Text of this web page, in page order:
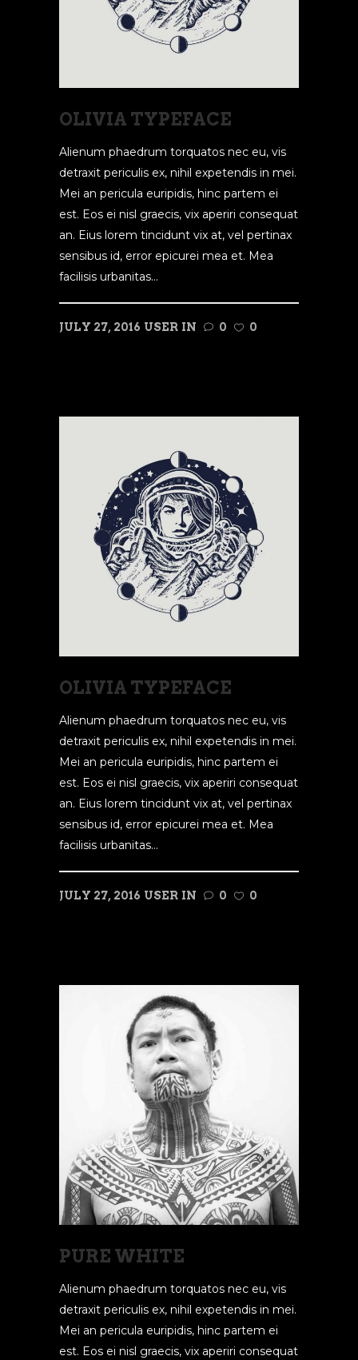
OLIVIA TYPEFACE
Alienum phaedrum torquatos nec eu, vis
detraxit periculis ex, nihil expetendis in mei.
Mei an pericula euripidis, hinc partem ei
est. Eos ei nisl graecis, vix aperiri consequat
an. Eius lorem tincidunt vix at, vel pertinax
sensibus id, error epicurei mea et. Mea
facilisis urbanitas...
JULY 27, 2016 USER IN 0
0
OLIVIA TYPEFACE
Alienum phaedrum torquatos nec eu, vis
detraxit periculis ex, nihil expetendis in mei.
Mei an pericula euripidis, hinc partem ei
est. Eos ei nisl graecis, vix aperiri consequat
an. Eius lorem tincidunt vix at, vel pertinax
sensibus id, error epicurei mea et. Mea
facilisis urbanitas...
JULY 27, 2016 USER IN 0
0
PURE WHITE
Alienum phaedrum torquatos nec eu, vis
detraxit periculis ex, nihil expetendis in mei.
Mei an pericula euripidis, hinc partem ei
est. Eos ei nisl graecis, vix aperiri consequat